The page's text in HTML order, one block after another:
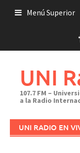
Menú Superior
UNI
107.7 FM –
a la Radio
UNI RADIO EN